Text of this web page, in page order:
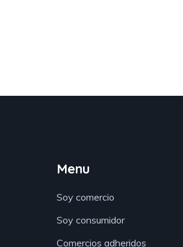
Menu
Soy comercio
Soy consumidor
Comercios adheridos